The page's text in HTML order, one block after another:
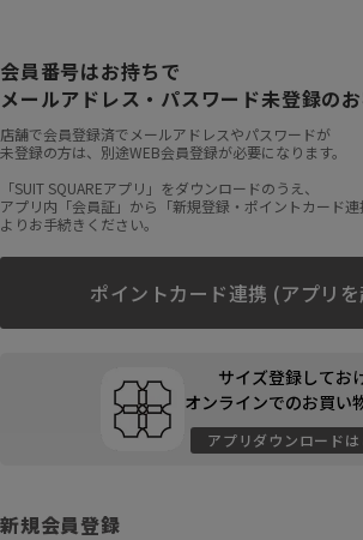
会員番号はお持ちで
メールアドレス・パスワード未登録の
店舗で会員登録済でメールアドレスやパスワードが
未登録の方は、別途WEB会員登録が必要になります。
「SUIT SQUAREアプリ」をダウンロードのうえ、
アプリ内「会員証」から「新規登録・ポイントカード連
よりお手続きください。
ポイントカード連携 (アプリ
サイズ登録してお
オンラインでのお買い
アプリダウンロードは
新規会員登録